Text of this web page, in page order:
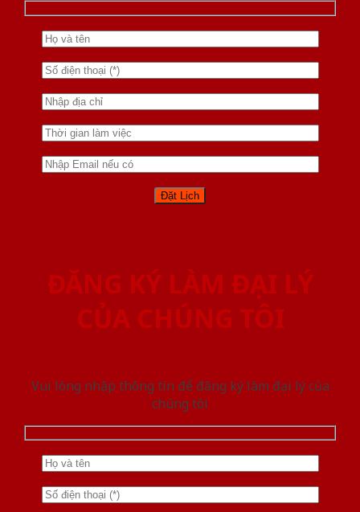
ĐĂNG KÝ LÀM ĐẠI LÝ
CỦA CHÚNG TÔI
Vui lòng nhập thông tin để đăng ký làm đại lý của
chúng tôi